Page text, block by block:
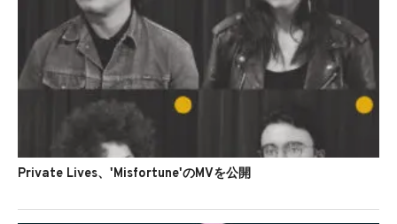
Private Lives、'Misfortune'のMVを公開